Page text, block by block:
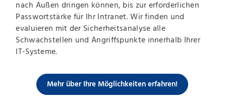
nach Außen dringen können, bis zur erforderlichen
Passwortstärke für Ihr Intranet. Wir finden und
evaluieren mit der Sicherheitsanalyse alle
Schwachstellen und Angriffspunkte innerhalb Ihrer
IT-Systeme.
Mehr über Ihre Möglichkeiten erfahren!